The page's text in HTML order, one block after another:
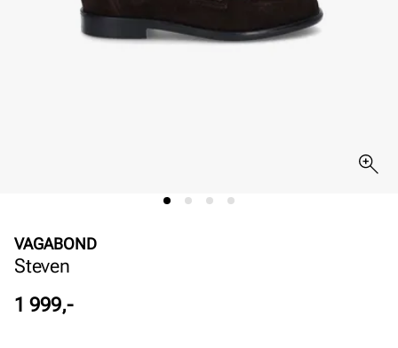
VAGABOND
Steven
Pris
1 999,-